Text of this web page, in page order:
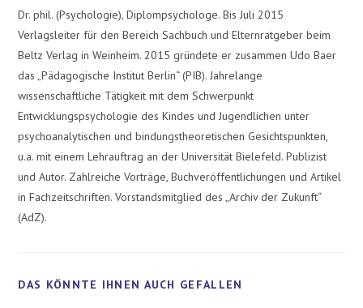
Dr. phil. (Psychologie), Diplompsychologe. Bis Juli 2015
Verlagsleiter für den Bereich Sachbuch und Elternratgeber beim
Beltz Verlag in Weinheim. 2015 gründete er zusammen Udo Baer
das „Pädagogische Institut Berlin“ (PIB). Jahrelange
wissenschaftliche Tätigkeit mit dem Schwerpunkt
Entwicklungspsychologie des Kindes und Jugendlichen unter
psychoanalytischen und bindungstheoretischen Gesichtspunkten,
u.a. mit einem Lehrauftrag an der Universität Bielefeld. Publizist
und Autor. Zahlreiche Vorträge, Buchveröffentlichungen und Artikel
in Fachzeitschriften. Vorstandsmitglied des „Archiv der Zukunft“
(AdZ).